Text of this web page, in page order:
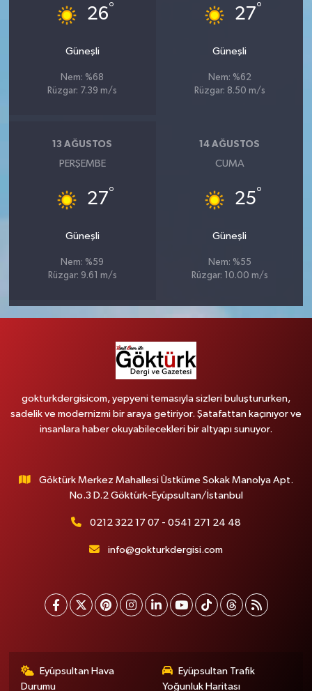
26°
Güneşli
Nem: %68
Rüzgar: 7.39 m/s
27°
Güneşli
Nem: %62
Rüzgar: 8.50 m/s
13 AĞUSTOS
PERŞEMBE
27°
Güneşli
Nem: %59
Rüzgar: 9.61 m/s
14 AĞUSTOS
CUMA
25°
Güneşli
Nem: %55
Rüzgar: 10.00 m/s
gokturkdergisicom, yepyeni temasıyla sizleri buluştururken,
sadelik ve modernizmi bir araya getiriyor. Şatafattan kaçınıyor ve
insanlara haber okuyabilecekleri bir altyapı sunuyor.
Göktürk Merkez Mahallesi Üstküme Sokak Manolya Apt.
No.3 D.2 Göktürk-Eyüpsultan/İstanbul
0212 322 17 07 - 0541 271 24 48
info@gokturkdergisi.com
Eyüpsultan Hava
Durumu
Eyüpsultan Trafik
Yoğunluk Haritası